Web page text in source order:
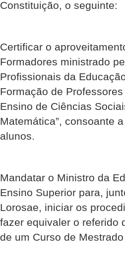
Constituição, o seguinte:
Certificar o
Formadores ministrado
Profissionais da
Formação de
Ensino de Ciências
Matemática”, consoante
alunos.
Mandatar o Ministro da
Ensino Superior para,
Lorosae, iniciar os
fazer equivaler o referido
de um Curso de